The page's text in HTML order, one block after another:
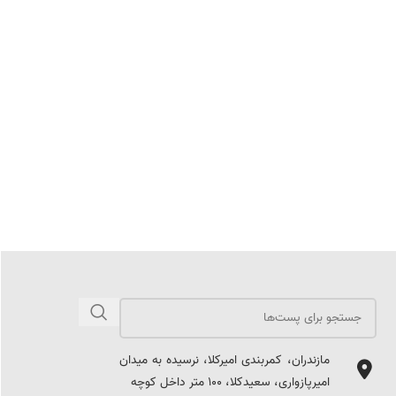
مازندران، کمربندی امیرکلا، نرسیده به میدان
امیرپازواری، سعیدکلا، 100 متر داخل کوچه